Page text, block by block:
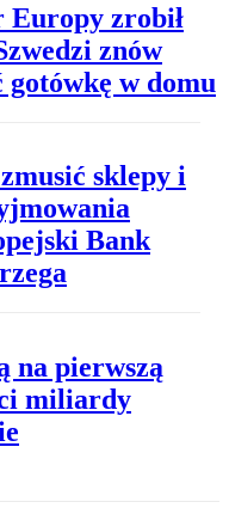
zrobił
znów
w domu
sklepy i
Bank
na pierwszą
miliardy